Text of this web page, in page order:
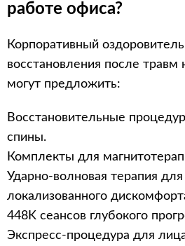
работе офиса?
Корпоративный
восстановления после травм
могут предложить:
Восстановительные
спины.
Комплекты для
Ударно-волновая терапия
локализованного
448K сеансов глубокого
Экспресс-процедура для